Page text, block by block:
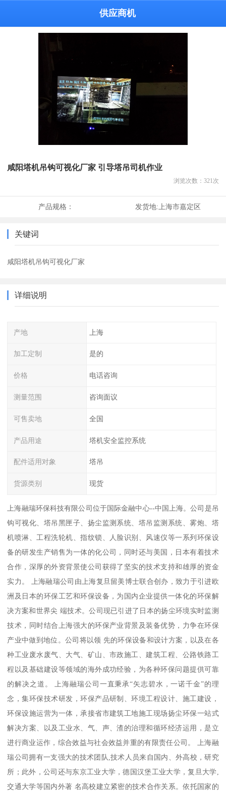
供应商机
咸阳塔机吊钩可视化厂家 引导塔吊司机作业
浏览次数： 321 次
产品规格： 发货地:上海市嘉定区
关键词
咸阳塔机吊钩可视化厂家
详细说明
产地 上海
加工定制 是的
价格 电话咨询
测量范围 咨询面议
可售卖地 全国
产品用途 塔机安全监控系统
配件适用对象 塔吊
货源类别 现货
上海融瑞环保科技有限公司位于国际金融中心--中国上海。公司是吊
钩可视化、塔吊黑匣子、扬尘监测系统、塔吊监测系统、雾炮、塔
机喷淋、工程洗轮机、指纹锁、人脸识别、风速仪等一系列环保设
备的研发生产销售为一体的化公司，同时还与美国，日本有着技术
合作，深厚的外资背景使公司获得了坚实的技术支持和雄厚的资金
实力。 上海融瑞公司由上海复旦留美博士联合创办，致力于引进欧
洲及日本的环保工艺和环保设备，为国内企业提供一体化的环保解
决方案和世界尖 端技术。公司现已引进了日本的扬尘环境实时监测
技术，同时结合上海强大的环保产业背景及装备优势，力争在环保
产业中做到地位。公司将以领 先的环保设备和设计方案，以及在各
种工业废水废气、大气、矿山、市政施工、建筑工程、公路铁路工
程以及基础建设等领域的海外成功经验，为各种环保问题提供可靠
的解决之道。 上海融瑞公司一直秉承“矢志碧水，一诺千金”的理
念，集环保技术研发，环保产品研制、环境工程设计、施工建设，
环保设施运营为一体，承接省市建筑工地施工现场扬尘环保一站式
解决方案、以及工业水、气、声、渣的治理和循环经济运用，是立
进行商业运作，综合效益与社会效益并重的有限责任公司。 上海融
瑞公司拥有一支强大的技术团队,技术人员来自国内、外高校，研究
所；此外，公司还与东京工业大学，德国汉堡工业大学，复旦大学,
交通大学等国内外著 名高校建立紧密的技术合作关系。依托国家的